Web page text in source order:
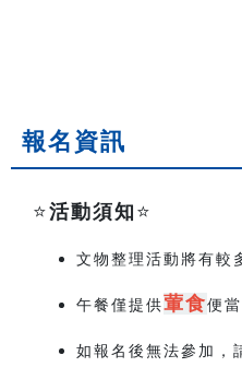
報名資訊
⭐️活動須知 ⭐️
文物整理活動將有較
午餐僅提供葷食便
如報名後無法參加，